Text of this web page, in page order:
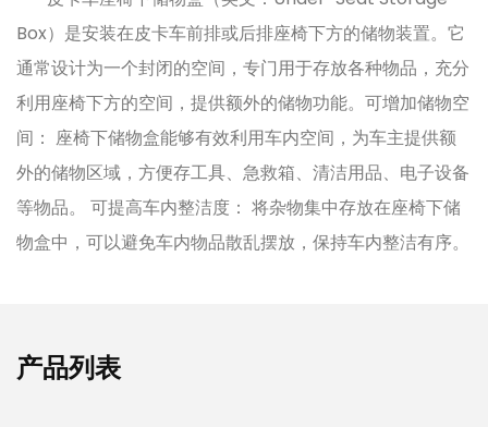
Box）是安装在皮卡车前排或后排座椅下方的储物装置。它
通常设计为一个封闭的空间，专门用于存放各种物品，充分
利用座椅下方的空间，提供额外的储物功能。可增加储物空
间： 座椅下储物盒能够有效利用车内空间，为车主提供额
外的储物区域，方便存工具、急救箱、清洁用品、电子设备
等物品。 可提高车内整洁度： 将杂物集中存放在座椅下储
物盒中，可以避免车内物品散乱摆放，保持车内整洁有序。
产品列表